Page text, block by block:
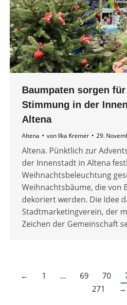
Baumpaten sorgen
Stimmung in der
Altena
Altena von Ilka Kremer 29.
Altena. Pünktlich zur
der Innenstadt in Altena
Weihnachtsbeleuchtung
Weihnachtsbäume, die von
dekoriert werden. Die Idee
Stadtmarketingverein, der
Zeichen der Gemeinschaft
← 1 … 69 70
271
→